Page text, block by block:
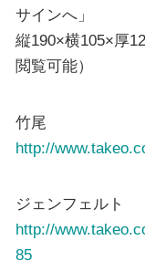
サインへ」
縦190×横105×厚
閲覧可能）
竹尾
http://
ジェンフェルト
http://
85